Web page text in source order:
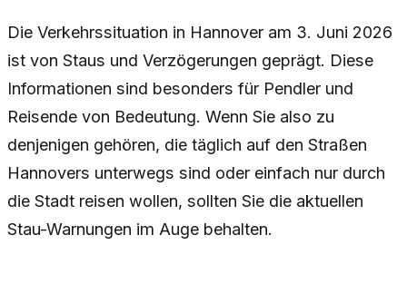
Die Verkehrssituation in Hannover am 3. Juni 2026
ist von Staus und Verzögerungen geprägt. Diese
Informationen sind besonders für Pendler und
Reisende von Bedeutung. Wenn Sie also zu
denjenigen gehören, die täglich auf den Straßen
Hannovers unterwegs sind oder einfach nur durch
die Stadt reisen wollen, sollten Sie die aktuellen
Stau-Warnungen im Auge behalten.